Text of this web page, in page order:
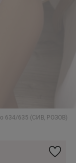
634/635 (СИВ, РОЗОВ)